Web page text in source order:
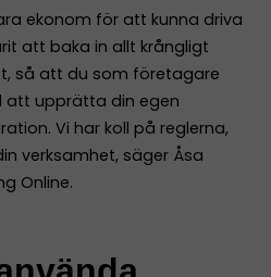
ekonom för att kunna driva
att baka in allt krångligt
så att du som företagare
att upprätta din egen
Vi har koll på reglerna,
verksamhet, säger Åsa
Online.